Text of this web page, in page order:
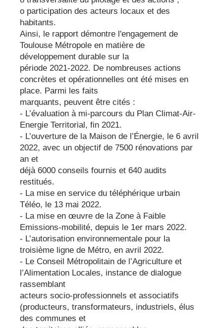
o participation des acteurs locaux et des
habitants.
Ainsi, le rapport démontre l'engagement de
Toulouse Métropole en matière de
développement durable sur la
période 2021-2022. De nombreuses actions
concrètes et opérationnelles ont été mises en
place. Parmi les faits
marquants, peuvent être cités :
- L’évaluation à mi-parcours du Plan Climat-Air-
Energie Territorial, fin 2021.
- L’ouverture de la Maison de l’Énergie, le 6 avril
2022, avec un objectif de 7500 rénovations par
an et
déjà 6000 conseils fournis et 640 audits
restitués.
- La mise en service du téléphérique urbain
Téléo, le 13 mai 2022.
- La mise en œuvre de la Zone à Faible
Emissions-mobilité, depuis le 1er mars 2022.
- L’autorisation environnementale pour la
troisième ligne de Métro, en avril 2022.
- Le Conseil Métropolitain de l’Agriculture et
l’Alimentation Locales, instance de dialogue
rassemblant
acteurs socio-professionnels et associatifs
(producteurs, transformateurs, industriels, élus
des communes et